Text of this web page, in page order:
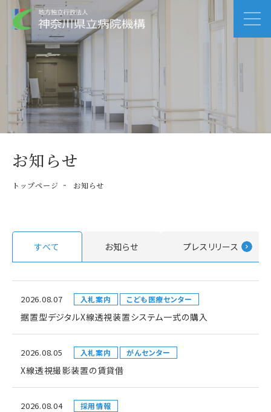
お知らせ
トップページ お知らせ
すべて お知らせ プレスリリース
2026.08.07 入札案内 こども医療センター
据置型デジタルX線透視装置システム一式の購入
2026.08.05 入札案内 がんセンター
X線透視撮影装置の賃貸借
2026.08.04 採用情報